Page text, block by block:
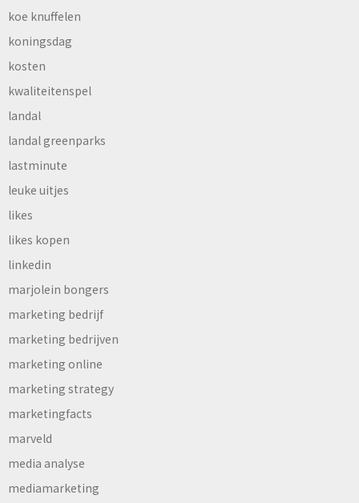
koe knuffelen
koningsdag
kosten
kwaliteitenspel
landal
landal greenparks
lastminute
leuke uitjes
likes
likes kopen
linkedin
marjolein bongers
marketing bedrijf
marketing bedrijven
marketing online
marketing strategy
marketingfacts
marveld
media analyse
mediamarketing